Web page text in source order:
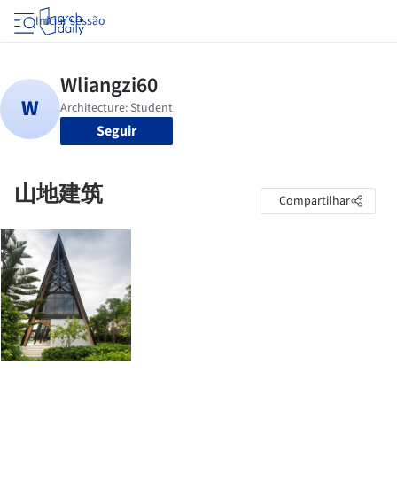
Iniciar sessão
Seguir
山地建筑 Compartilhar